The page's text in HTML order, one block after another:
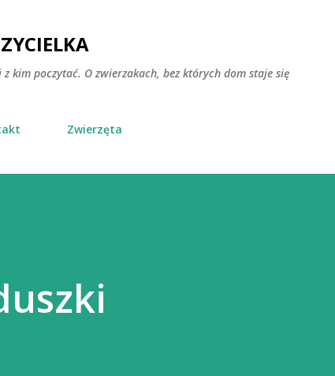
kim poczytać. O zwierzakach, bez których dom staje się
Zwierzęta